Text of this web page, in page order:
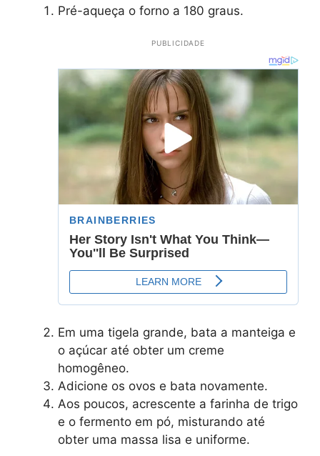
Pré-aqueça o forno a 180 graus.
PUBLICIDADE
Em uma tigela grande, bata a manteiga e
o açúcar até obter um creme
homogêneo.
Adicione os ovos e bata novamente.
Aos poucos, acrescente a farinha de trigo
e o fermento em pó, misturando até
obter uma massa lisa e uniforme.